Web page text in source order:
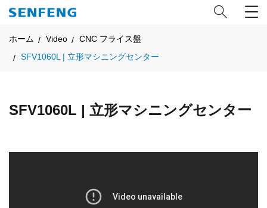
ホーム Video
CNC フライス盤
SFV1060L | 立形マシニングセンター
SFV1060L | 立形マシニングセンター